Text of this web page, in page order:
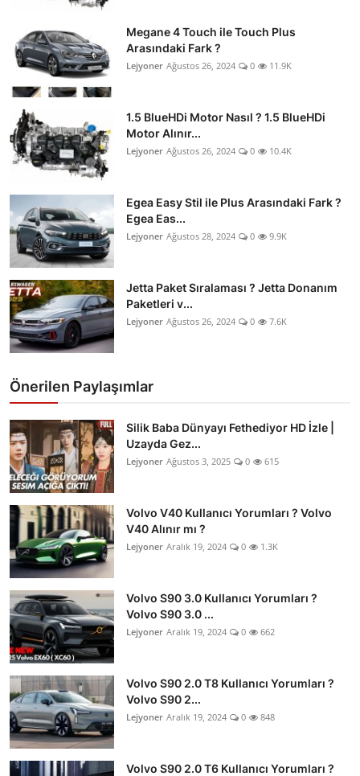
Megane 4 Touch ile Touch Plus
Arasındaki Fark ?
Lejyoner Ağustos 26, 2024 0 11.9K
1.5 BlueHDi Motor Nasıl ? 1.5 BlueHDi
Motor Alınır...
Lejyoner Ağustos 26, 2024 0 10.4K
Egea Easy Stil ile Plus Arasındaki Fark ?
Egea Eas...
Lejyoner Ağustos 28, 2024 0 9.9K
Jetta Paket Sıralaması ? Jetta Donanım
Paketleri v...
Lejyoner Ağustos 26, 2024 0 7.6K
Önerilen Paylaşımlar
Silik Baba Dünyayı Fethediyor HD İzle |
Uzayda Gez...
Lejyoner Ağustos 3, 2025 0 615
Volvo V40 Kullanıcı Yorumları ? Volvo
V40 Alınır mı ?
Lejyoner Aralık 19, 2024 0 1.3K
Volvo S90 3.0 Kullanıcı Yorumları ?
Volvo S90 3.0 ...
Lejyoner Aralık 19, 2024 0 662
Volvo S90 2.0 T8 Kullanıcı Yorumları ?
Volvo S90 2...
Lejyoner Aralık 19, 2024 0 848
Volvo S90 2.0 T6 Kullanıcı Yorumları ?